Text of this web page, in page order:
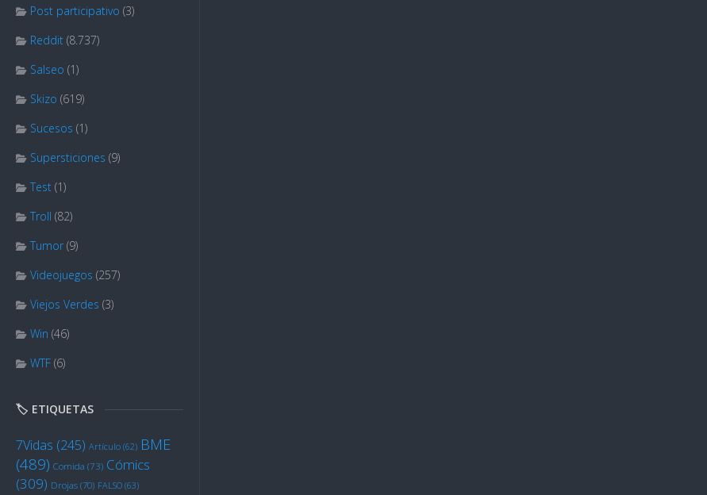
Post participativo (3)
Reddit (8.737)
Salseo (1)
Skizo (619)
Sucesos (1)
Supersticiones (9)
Test (1)
Troll (82)
Tumor (9)
Videojuegos (257)
Viejos Verdes (3)
Win (46)
WTF (6)
🏷️ ETIQUETAS
7Vidas (245) Artículo (62) BME
(489) Comida (73) Cómics
(309) Drojas (70) FALSO (63)